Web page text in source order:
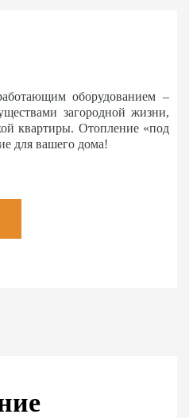
оборудованием –
загородной жизни,
квартиры. Отопление «под
для вашего дома!